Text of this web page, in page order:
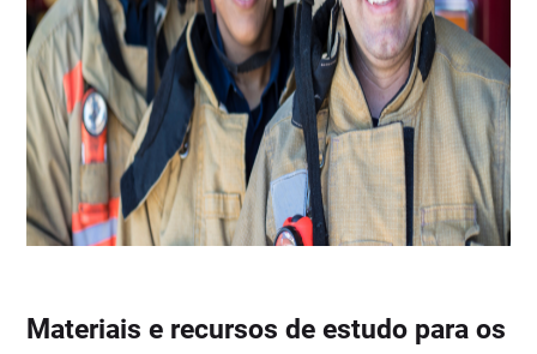
Materiais e recursos de estudo para os